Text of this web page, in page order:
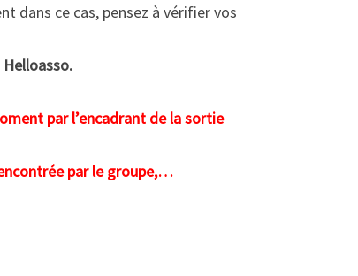
dans ce cas, pensez à vérifier vos
Helloasso.
par l’encadrant de la sortie
par le groupe,…